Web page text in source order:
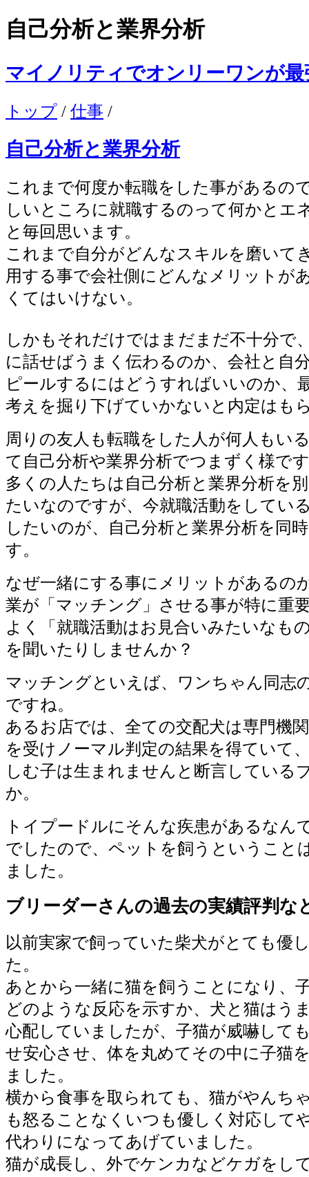
自己分析と業界分析
マイノリティでオンリーワンが最
トップ / 仕事 /
自己分析と業界分析
これまで何度か転職をした事があるの
しいところに就職するのって何かとエ
と毎回思います。
これまで自分がどんなスキルを磨いて
用する事で会社側にどんなメリットが
くてはいけない。
しかもそれだけではまだまだ不十分で
に話せばうまく伝わるのか、会社と自
ピールするにはどうすればいいのか、
考えを掘り下げていかないと内定はも
周りの友人も転職をした人が何人もい
て自己分析や業界分析でつまずく様で
多くの人たちは自己分析と業界分析を
たいなのですが、今就職活動をしてい
したいのが、自己分析と業界分析を同
す。
なぜ一緒にする事にメリットがあるの
業が「マッチング」させる事が特に重
よく「就職活動はお見合いみたいなも
を聞いたりしませんか？
マッチングといえば、ワンちゃん同志
ですね。
あるお店では、全ての交配犬は専門機
を受けノーマル判定の結果を得ていて
しむ子は生まれませんと断言している
か。
トイプードルにそんな疾患があるなん
でしたので、ペットを飼うということ
ました。
ブリーダーさんの過去の実績評判な
以前実家で飼っていた柴犬がとても優
た。
あとから一緒に猫を飼うことになり、
どのような反応を示すか、犬と猫はう
心配していましたが、子猫が威嚇して
せ安心させ、体を丸めてその中に子猫
ました。
横から食事を取られても、猫がやんち
も怒ることなくいつも優しく対応して
代わりになってあげていました。
猫が成長し、外でケンカなどケガをし